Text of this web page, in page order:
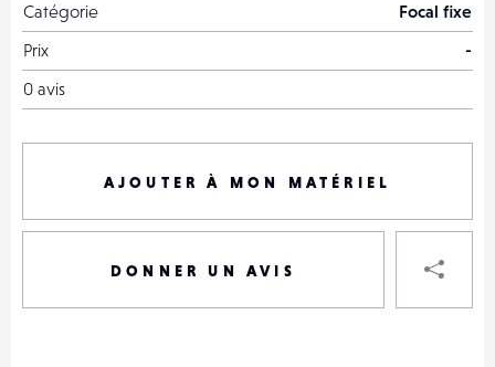
Catégorie
Focal fixe
Prix
-
0 avis
AJOUTER À MON MATÉRIEL
DONNER UN AVIS